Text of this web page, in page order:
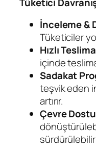
İnceleme &
Tüketiciler
Hızlı
içinde
Sadakat
teşvik eden
artırır.
Çevre